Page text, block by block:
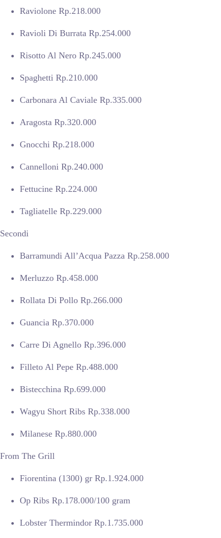
Raviolone Rp.218.000
Ravioli Di Burrata Rp.254.000
Risotto Al Nero Rp.245.000
Spaghetti Rp.210.000
Carbonara Al Caviale Rp.335.000
Aragosta Rp.320.000
Gnocchi Rp.218.000
Cannelloni Rp.240.000
Fettucine Rp.224.000
Tagliatelle Rp.229.000
Secondi
Barramundi All’Acqua Pazza Rp.258.000
Merluzzo Rp.458.000
Rollata Di Pollo Rp.266.000
Guancia Rp.370.000
Carre Di Agnello Rp.396.000
Filleto Al Pepe Rp.488.000
Bistecchina Rp.699.000
Wagyu Short Ribs Rp.338.000
Milanese Rp.880.000
From The Grill
Fiorentina (1300) gr Rp.1.924.000
Op Ribs Rp.178.000/100 gram
Lobster Thermindor Rp.1.735.000